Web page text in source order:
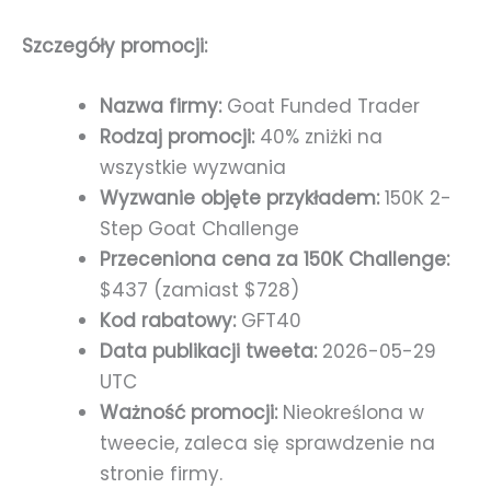
Szczegóły promocji:
Nazwa firmy:Goat Funded Trader
Rodzaj promocji:40% zniżki na
wszystkie wyzwania
Wyzwanie objęte przykładem:150K 2-
Step Goat Challenge
Przeceniona cena za 150K Challenge:
$437 (zamiast $728)
Kod rabatowy:GFT40
Data publikacji tweeta:2026-05-29
UTC
Ważność promocji:Nieokreślona w
tweecie, zaleca się sprawdzenie na
stronie firmy.